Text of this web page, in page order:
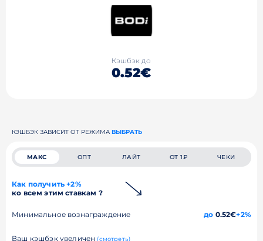
Кэшбэк до
0.52€
КЭШБЭК ЗАВИСИТ ОТ РЕЖИМА ВЫБРАТЬ
МАКС ОПТ ЛАЙТ ОТ 1₽ ЧЕКИ
Как получить +2%
ко всем этим ставкам ?
Минимальное вознаграждение до 0.52€+2%
Ваш кэшбэк увеличен (смотреть)